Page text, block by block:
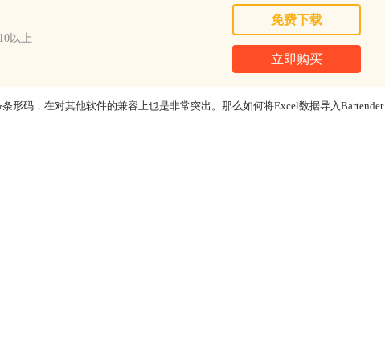
以上
免费下载
立即购买
码，在对其他软件的兼容上也是非常突出。那么如何将Excel数据导入Bartender